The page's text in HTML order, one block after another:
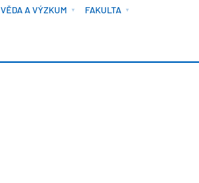
VĚDA A VÝZKUM FAKULTA